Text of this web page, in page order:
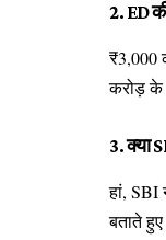
2. ED
₹3,000
करोड़ के
3. क्या
हां,
बताते हुए